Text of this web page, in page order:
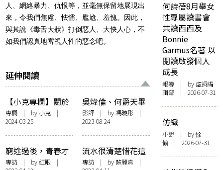
人、網絡暴力、仇恨等，並毫無保留地展現出
來，令我們焦慮、怯懦、尷尬、羞愧。因此，
與其說《毒舌大狀》打倒惡人、大快人心，不
如我們認真地審視人性的惡念吧。
延伸閱讀
【小克專欄】關於
填詞的100件事
（十九）
專欄 | by小克 |
2024-03-25
吳煒倫、何爵天畢
業作品8月放映：
在電影理想中摸到
臉黃肌瘦的真實
影評| by馮曉彤|
2023-08-24
窮途過後，青春才
剛開始 —— 訪《白
專訪 | by紅眼 |
流水很清楚惜花這
個責任：訪《流水
專訪| by蘇麗真|
何詩蓓8月舉女
性專屬讀書會
共讀西西及
Bonnie
Garmus名著 以
閱讀啟發個人
成長
報導 | by 虛詞編
輯部 | 2026-07-31
仿織
小說 | by 悇
愉 | 2026-07-31